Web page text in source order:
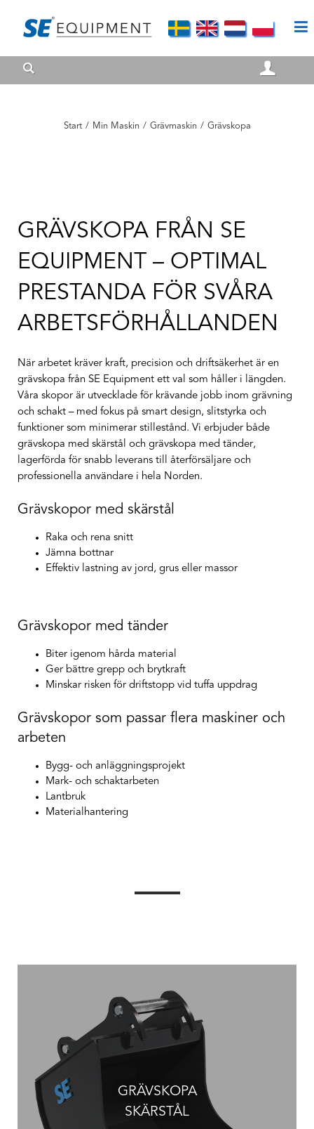
Start / Min Maskin / Grävmaskin / Grävskopa
GRÄVSKOPA FRÅN SE
EQUIPMENT – OPTIMAL
PRESTANDA FÖR SVÅRA
ARBETSFÖRHÅLLANDEN
När arbetet kräver kraft, precision och driftsäkerhet är en
grävskopa från SE Equipment ett val som håller i längden.
Våra skopor är utvecklade för krävande jobb inom grävning
och schakt – med fokus på smart design, slitstyrka och
funktioner som minimerar stillestånd. Vi erbjuder både
grävskopa med skärstål och grävskopa med tänder,
lagerförda för snabb leverans till återförsäljare och
professionella användare i hela Norden.
Grävskopor med skärstål
Raka och rena snitt
Jämna bottnar
Effektiv lastning av jord, grus eller massor
Grävskopor med tänder
Biter igenom hårda material
Ger bättre grepp och brytkraft
Minskar risken för driftstopp vid tuffa uppdrag
Grävskopor som passar flera maskiner och
arbeten
Bygg- och anläggningsprojekt
Mark- och schaktarbeten
Lantbruk
Materialhantering
GRÄVSKOPA
SKÄRSTÅL